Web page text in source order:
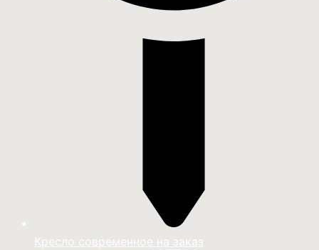
Кресло современное на заказ